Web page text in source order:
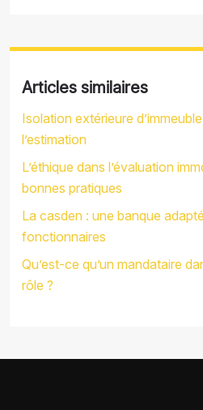
Articles similaires
Isolation extérieure
l’estimation
L’éthique dans l’évaluation
bonnes pratiques
La casden : une banque
fonctionnaires
Qu’est-ce qu’un mandataire
rôle ?